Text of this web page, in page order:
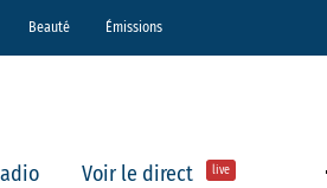
Beauté Émissions
Voir le direct live